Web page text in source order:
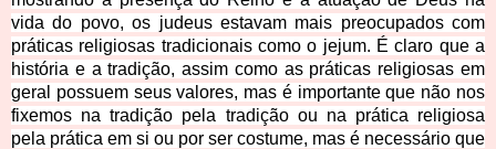
vida do povo, os judeus estavam mais preocupados com
práticas religiosas tradicionais como o jejum. É claro que a
história e a tradição, assim como as práticas religiosas em
geral possuem seus valores, mas é importante que não nos
fixemos na tradição pela tradição ou na prática religiosa
pela prática em si ou por ser costume, mas é necessário que